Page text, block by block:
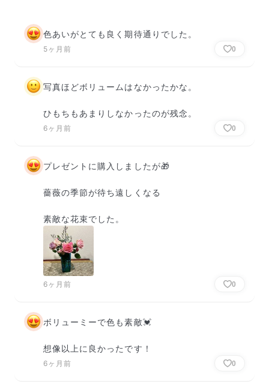
色あいがとても良く期待通りでした。
5ヶ月前 0
写真ほどボリュームはなかったかな。
ひもちもあまりしなかったのが残念。
6ヶ月前 0
プレゼントに購入しましたが🎁
薔薇の季節が待ち遠しくなる
素敵な花束でした。
6ヶ月前 0
ボリューミーで色も素敵💓
想像以上に良かったです！
6ヶ月前 0